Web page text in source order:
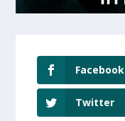
Facebook
Twitter